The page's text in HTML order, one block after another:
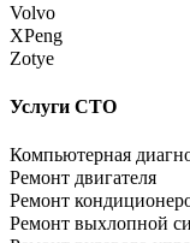
Volvo
XPeng
Zotye
Услуги СТО
Компьютерная
Ремонт двигателя
Ремонт
Ремонт выхлопной